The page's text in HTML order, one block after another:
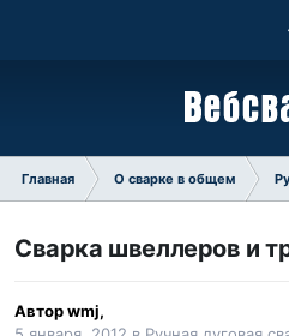
Главная О сварке в общем
Сварка швеллеров и
Авторwmj,